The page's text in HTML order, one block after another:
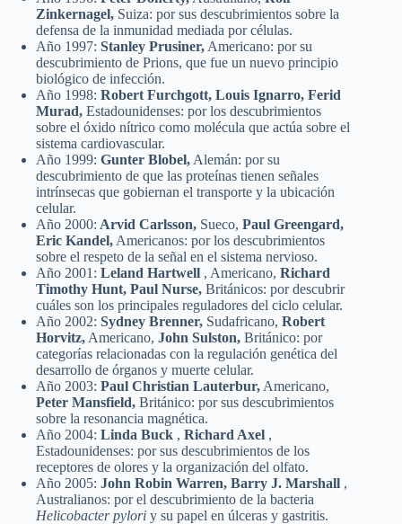
Zinkernagel, Suiza: por sus descubrimientos sobre la
defensa de la inmunidad mediada por células.
Año 1997: Stanley Prusiner, Americano: por su
descubrimiento de Prions, que fue un nuevo principio
biológico de infección.
Año 1998: Robert Furchgott, Louis Ignarro, Ferid
Murad, Estadounidenses: por los descubrimientos
sobre el óxido nítrico como molécula que actúa sobre el
sistema cardiovascular.
Año 1999: Gunter Blobel, Alemán: por su
descubrimiento de que las proteínas tienen señales
intrínsecas que gobiernan el transporte y la ubicación
celular.
Año 2000: Arvid Carlsson, Sueco, Paul Greengard,
Eric Kandel, Americanos: por los descubrimientos
sobre el respeto de la señal en el sistema nervioso.
Año 2001: Leland Hartwell , Americano, Richard
Timothy Hunt, Paul Nurse, Británicos: por descubrir
cuáles son los principales reguladores del ciclo celular.
Año 2002: Sydney Brenner, Sudafricano, Robert
Horvitz, Americano, John Sulston, Británico: por
categorías relacionadas con la regulación genética del
desarrollo de órganos y muerte celular.
Año 2003: Paul Christian Lauterbur, Americano,
Peter Mansfield, Británico: por sus descubrimientos
sobre la resonancia magnética.
Año 2004: Linda Buck , Richard Axel ,
Estadounidenses: por sus descubrimientos de los
receptores de olores y la organización del olfato.
Año 2005: John Robin Warren, Barry J. Marshall ,
Australianos: por el descubrimiento de la bacteria
Helicobacter pylori y su papel en úlceras y gastritis.